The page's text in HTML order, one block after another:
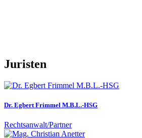
Juristen
Dr. Egbert Frimmel M.B.L.-HSG
Rechtsanwalt/Partner